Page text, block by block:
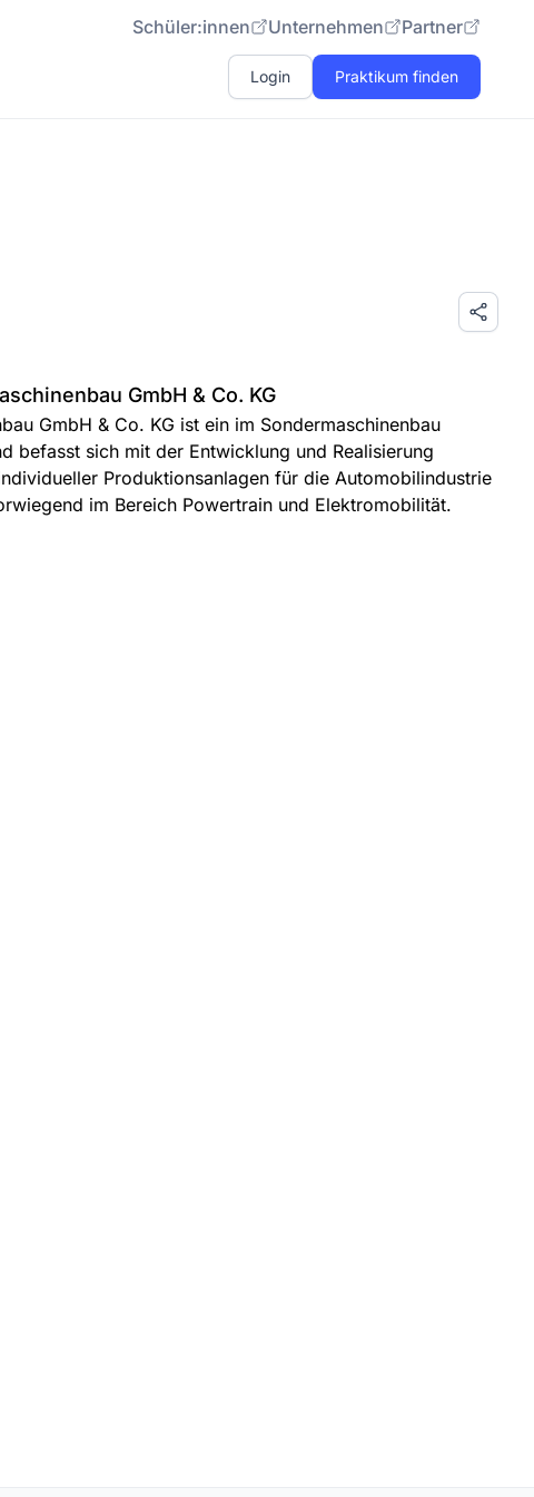
Schüler:innen Unternehmen Partner
Login Praktikum finden
GmbH & Co. KG
GmbH & Co. KG ist ein im Sondermaschinenbau
befasst sich mit der Entwicklung und Realisierung
Produktionsanlagen für die Automobilindustrie
im Bereich Powertrain und Elektromobilität.